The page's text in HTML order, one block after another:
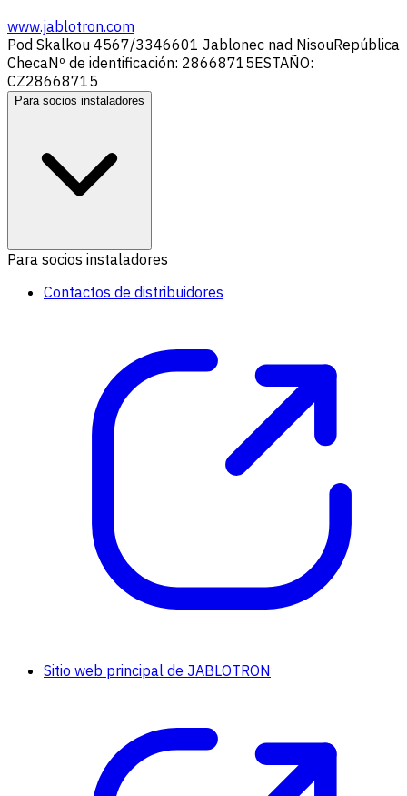
www.jablotron.com
Pod Skalkou 4567/3346601 Jablonec nad NisouRepública
ChecaNº de identificación: 28668715ESTAÑO:
CZ28668715
Para socios instaladores
Para socios instaladores
Contactos de distribuidores
Sitio web principal de JABLOTRON